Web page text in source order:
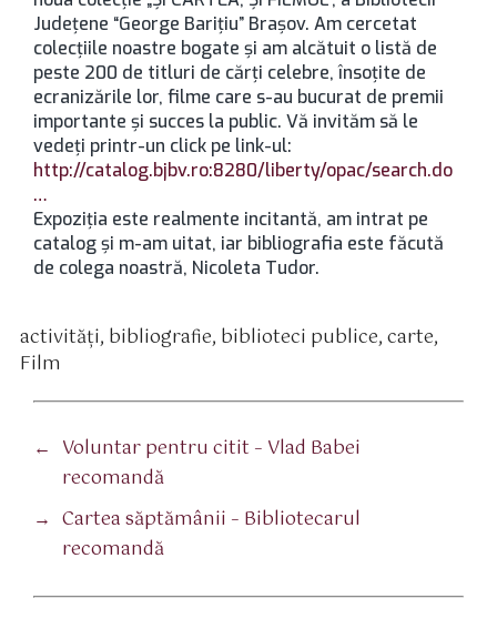
Județene “George Barițiu” Brașov. Am cercetat
colecțiile noastre bogate și am alcătuit o listă de
peste 200 de titluri de cărți celebre, însoțite de
ecranizările lor, filme care s-au bucurat de premii
importante și succes la public. Vă invităm să le
vedeți printr-un click pe link-ul:
http://catalog.bjbv.ro:8280/liberty/opac/search.do
…
Expoziția este realmente incitantă, am intrat pe
catalog și m-am uitat, iar bibliografia este făcută
de colega noastră, Nicoleta Tudor.
activităţi, bibliografie, biblioteci publice,carte,
Film
← Voluntar pentru citit – Vlad Babei
recomandă
→ Cartea săptămânii – Bibliotecarul
recomandă